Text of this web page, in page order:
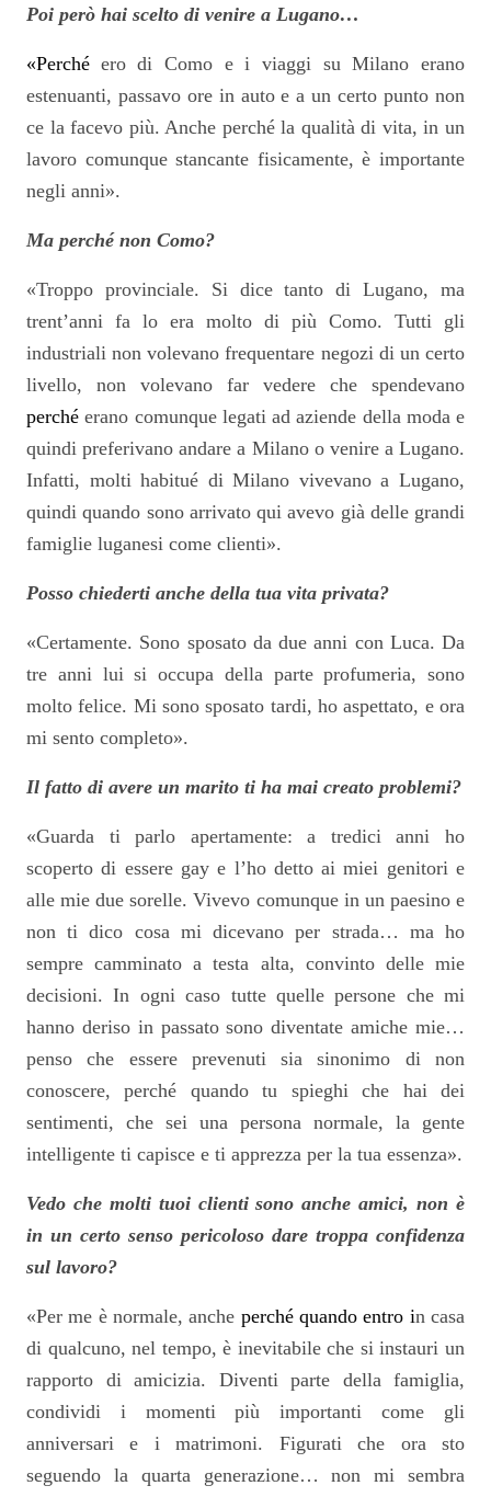
Poi però hai scelto di venire a Lugano…
«Perché ero di Como e i viaggi su Milano erano
estenuanti, passavo ore in auto e a un certo punto non
ce la facevo più. Anche perché la qualità di vita, in un
lavoro comunque stancante fisicamente, è importante
negli anni».
Ma perché non Como?
«Troppo provinciale. Si dice tanto di Lugano, ma
trent’anni fa lo era molto di più Como. Tutti gli
industriali non volevano frequentare negozi di un certo
livello, non volevano far vedere che spendevano
perché erano comunque legati ad aziende della moda e
quindi preferivano andare a Milano o venire a Lugano.
Infatti, molti habitué di Milano vivevano a Lugano,
quindi quando sono arrivato qui avevo già delle grandi
famiglie luganesi come clienti».
Posso chiederti anche della tua vita privata?
«Certamente. Sono sposato da due anni con Luca. Da
tre anni lui si occupa della parte profumeria, sono
molto felice. Mi sono sposato tardi, ho aspettato, e ora
mi sento completo».
Il fatto di avere un marito ti ha mai creato problemi?
«Guarda ti parlo apertamente: a tredici anni ho
scoperto di essere gay e l’ho detto ai miei genitori e
alle mie due sorelle. Vivevo comunque in un paesino e
non ti dico cosa mi dicevano per strada… ma ho
sempre camminato a testa alta, convinto delle mie
decisioni. In ogni caso tutte quelle persone che mi
hanno deriso in passato sono diventate amiche mie…
penso che essere prevenuti sia sinonimo di non
conoscere, perché quando tu spieghi che hai dei
sentimenti, che sei una persona normale, la gente
intelligente ti capisce e ti apprezza per la tua essenza».
Vedo che molti tuoi clienti sono anche amici, non è
in un certo senso pericoloso dare troppa confidenza
sul lavoro?
«Per me è normale, anche perché quando entro in casa
di qualcuno, nel tempo, è inevitabile che si instauri un
rapporto di amicizia. Diventi parte della famiglia,
condividi i momenti più importanti come gli
anniversari e i matrimoni. Figurati che ora sto
seguendo la quarta generazione… non mi sembra